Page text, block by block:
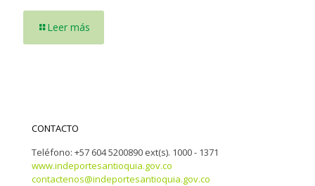
Leer más
CONTACTO
Teléfono: +57 604 5200890 ext(s). 1000 - 1371
www.indeportesantioquia.gov.co
contactenos@indeportesantioquia.gov.co